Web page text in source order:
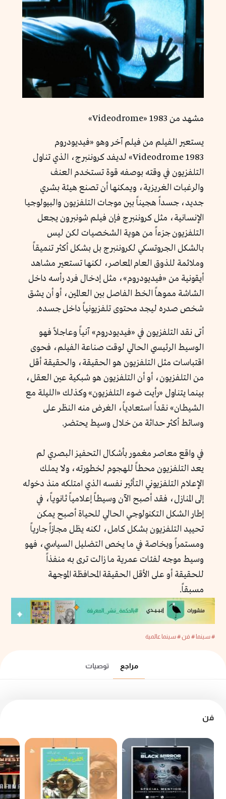
مشهد من Videodrome» 1983»
يستعير الفيلم من فيلم آخر وهو «فيديودروم
Videodrome 1983» لديفد كروننبرج، الذي تناول
التلفزيون في وقته بوصفه قوة تستخدم العنف
والرغبات الغريزية، ويمكنها أن تصنع هيئة بشري
جديد، جسداً هجيناً بين موجات التلفزيون والبيولوجيا
الإنسانية، مثل كروننبرج فإن فيلم شونبرون يجعل
التلفزيون جزءاً من هوية الشخصيات لكن ليس
بالشكل الجروتسكي لكروننبرج بل بشكل أكثر تنميقاً
وملائمة للذوق العام المعاصر، لكنها تستعير مشاهد
أيقونية من «فيديودروم»، مثل إدخال فرد رأسه داخل
الشاشة مموهاً الخط الفاصل بين العالمين، أو أن يشق
شخص صدره ليجد محتوى تلفزيونياً داخل جسده.
أتى نقد التلفزيون في «فيديودروم» آنياً وعاجلاً فهو
الوسيط الرئيسي الحالي لوقت صناعة الفيلم، فحوى
اقتباسات مثل التلفزيون هو الحقيقة، والحقيقة أقل
من التلفزيون، أو أن التلفزيون هو شبكية عين العقل،
بينما يتناول «رأيت ضوء التلفزيون» وكذلك «الليلة مع
الشيطان» نقداً استعادياً، الغرض منه النظر على
وسائط أكثر حداثة من خلال وسيط يحتضر.
في واقع معاصر مغمور بأشكال التحفيز البصري لم
يعد التلفزيون محطاً للهجوم لخطورته، ولا يملك
الإعلام التلفزيوني التأثير نفسه الذي امتلكه منذ دخوله
إلى المنازل، فقد أصبح الآن وسيطاً إعلامياً ثانوياً، في
إطار الشكل التكنولوجي الحالي للحياة أصبح يمكن
تحييد التلفزيون بشكل كامل، لكنه يظل مجازاً جارياً
ومستمراً وبخاصة في ما يخص التضليل السياسي، فهو
وسيط موجه لفئات عمرية ما زالت ترى به منفذاً
للحقيقة أو على الأقل الحقيقة المحافظة الموجهة
مسبقاً.
# سينما # فن# سينما عالمية
مراجع توصيات
فن